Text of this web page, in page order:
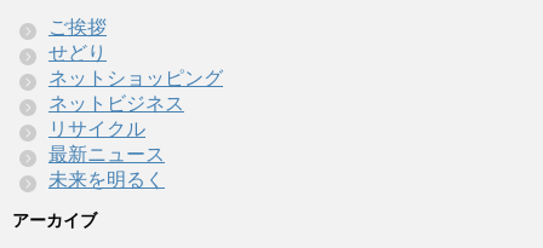
ご挨拶
せどり
ネットショッピング
ネットビジネス
リサイクル
最新ニュース
未来を明るく
アーカイブ